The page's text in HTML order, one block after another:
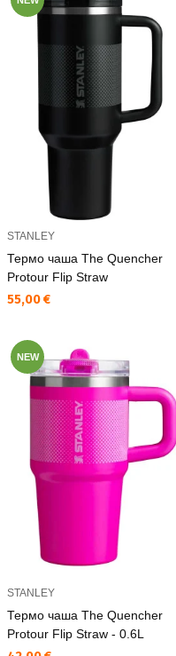
STANLEY
Термо чаша The Quencher
Protour Flip Straw
Текуща цена:
55,00 €
NEW
STANLEY
Термо чаша The Quencher
Protour Flip Straw - 0.6L